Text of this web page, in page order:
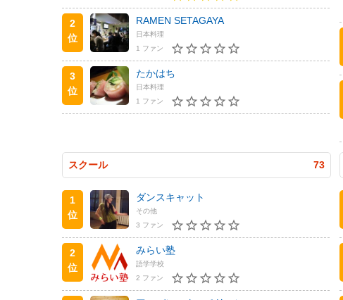
2
位
RAMEN SETAGAYA
日本料理
1 ファン
3
位
たかはち
日本料理
1 ファン
スクール 73
1
位
ダンスキャット
その他
3 ファン
2
位
みらい塾
語学学校
2 ファン